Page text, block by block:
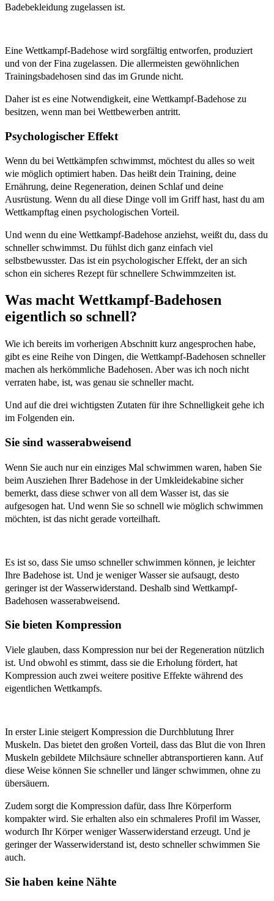
Badebekleidung zugelassen ist.
Eine Wettkampf-Badehose wird sorgfältig entworfen, produziert
und von der Fina zugelassen. Die allermeisten gewöhnlichen
Trainingsbadehosen sind das im Grunde nicht.
Daher ist es eine Notwendigkeit, eine Wettkampf-Badehose zu
besitzen, wenn man bei Wettbewerben antritt.
Psychologischer Effekt
Wenn du bei Wettkämpfen schwimmst, möchtest du alles so weit
wie möglich optimiert haben. Das heißt dein Training, deine
Ernährung, deine Regeneration, deinen Schlaf und deine
Ausrüstung. Wenn du all diese Dinge voll im Griff hast, hast du am
Wettkampftag einen psychologischen Vorteil.
Und wenn du eine Wettkampf-Badehose anziehst, weißt du, dass du
schneller schwimmst. Du fühlst dich ganz einfach viel
selbstbewusster. Das ist ein psychologischer Effekt, der an sich
schon ein sicheres Rezept für schnellere Schwimmzeiten ist.
Was macht Wettkampf-Badehosen
eigentlich so schnell?
Wie ich bereits im vorherigen Abschnitt kurz angesprochen habe,
gibt es eine Reihe von Dingen, die Wettkampf-Badehosen schneller
machen als herkömmliche Badehosen. Aber was ich noch nicht
verraten habe, ist, was genau sie schneller macht.
Und auf die drei wichtigsten Zutaten für ihre Schnelligkeit gehe ich
im Folgenden ein.
Sie sind wasserabweisend
Wenn Sie auch nur ein einziges Mal schwimmen waren, haben Sie
beim Ausziehen Ihrer Badehose in der Umkleidekabine sicher
bemerkt, dass diese schwer von all dem Wasser ist, das sie
aufgesogen hat. Und wenn Sie so schnell wie möglich schwimmen
möchten, ist das nicht gerade vorteilhaft.
Es ist so, dass Sie umso schneller schwimmen können, je leichter
Ihre Badehose ist. Und je weniger Wasser sie aufsaugt, desto
geringer ist der Wasserwiderstand. Deshalb sind Wettkampf-
Badehosen wasserabweisend.
Sie bieten Kompression
Viele glauben, dass Kompression nur bei der Regeneration nützlich
ist. Und obwohl es stimmt, dass sie die Erholung fördert, hat
Kompression auch zwei weitere positive Effekte während des
eigentlichen Wettkampfs.
In erster Linie steigert Kompression die Durchblutung Ihrer
Muskeln. Das bietet den großen Vorteil, dass das Blut die von Ihren
Muskeln gebildete Milchsäure schneller abtransportieren kann. Auf
diese Weise können Sie schneller und länger schwimmen, ohne zu
übersäuern.
Zudem sorgt die Kompression dafür, dass Ihre Körperform
kompakter wird. Sie erhalten also ein schmaleres Profil im Wasser,
wodurch Ihr Körper weniger Wasserwiderstand erzeugt. Und je
geringer der Wasserwiderstand ist, desto schneller schwimmen Sie
auch.
Sie haben keine Nähte